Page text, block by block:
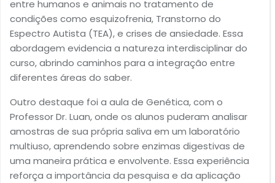
entre humanos e animais no tratamento de
condições como esquizofrenia, Transtorno do
Espectro Autista (TEA), e crises de ansiedade. Essa
abordagem evidencia a natureza interdisciplinar do
curso, abrindo caminhos para a integração entre
diferentes áreas do saber.
Outro destaque foi a aula de Genética, com o
Professor Dr. Luan, onde os alunos puderam analisar
amostras de sua própria saliva em um laboratório
multiuso, aprendendo sobre enzimas digestivas de
uma maneira prática e envolvente. Essa experiência
reforça a importância da pesquisa e da aplicação